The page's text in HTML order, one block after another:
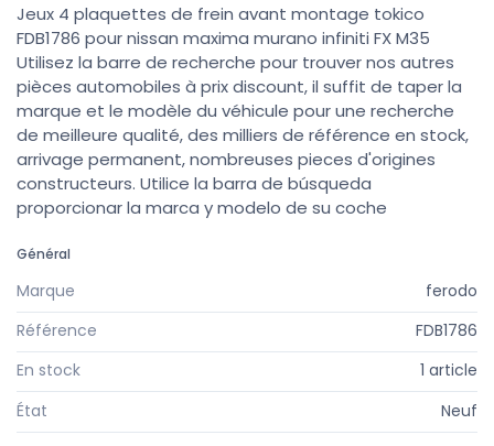
Jeux 4 plaquettes de frein avant montage tokico
FDB1786 pour nissan maxima murano infiniti FX M35
Utilisez la barre de recherche pour trouver nos autres
pièces automobiles à prix discount, il suffit de taper la
marque et le modèle du véhicule pour une recherche
de meilleure qualité, des milliers de référence en stock,
arrivage permanent, nombreuses pieces d'origines
constructeurs. Utilice la barra de búsqueda
proporcionar la marca y modelo de su coche
Général
Marque
ferodo
Référence
FDB1786
En stock
1 article
État
Neuf